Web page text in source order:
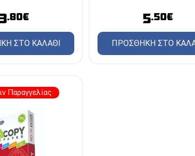
.80€
ΣΤΟ ΚΑΛΑΘΙ
5.50€
ΠΡΟΣΘΗΚΗ ΣΤΟ
Παραγγελίας